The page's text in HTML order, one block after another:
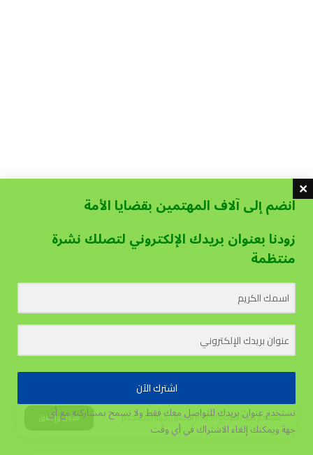
يستخدم هذا الموقع الكوكيز لتحسين تجربة المستخدم. قبول وإغلاق
انضم إلى آلاف المهتمين بقضايا الأمة
زودنا بعنوان بريدك الإلكتروني لتصلك نشرة
منتظمة
اشترك الآن
نستخدم عنوان بريدك للتواصل معك فقط ولا نسمح بمشاركته مع أي
جهةويمكنك إلغاء الاشتراك في أي وقت